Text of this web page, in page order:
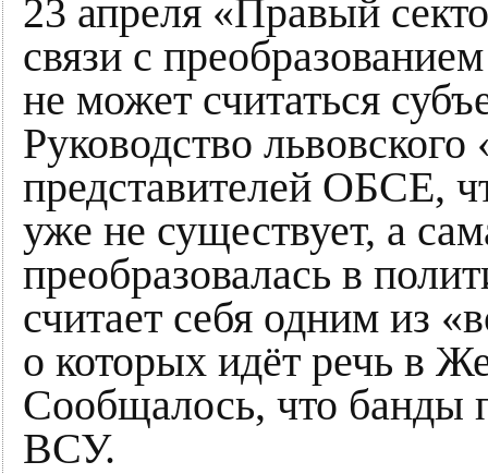
23 апреля «Правый
связи с
не может считаться
Руководство
представителей ОБСЕ,
уже не существует, а
преобразовалась в
считает себя одним из
о которых идёт речь в
Сообщалось, что банды
ВСУ.